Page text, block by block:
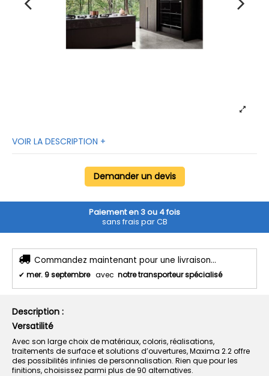
VOIR LA DESCRIPTION +
Demander un devis
Paiement en 3 ou 4 fois
sans frais par CB
Commandez maintenant pour une livraison...
✔ mer. 9 septembre avec notre transporteur spécialisé
Description :
Versatilité
Avec son large choix de matériaux, coloris, réalisations,
traitements de surface et solutions d’ouvertures, Maxima 2.2 offre
des possibilités infinies de personnalisation. Rien que pour les
finitions, choisissez parmi plus de 90 alternatives.